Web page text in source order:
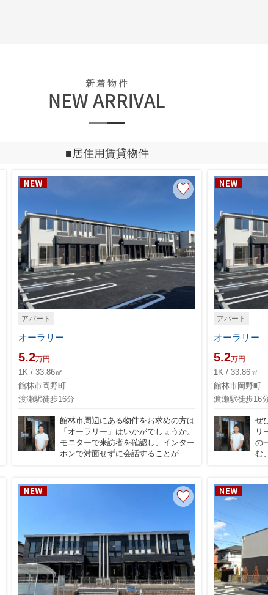
■居住用賃貸物件
アパート
オーラリー
5.2万円
1K / 33.86㎡
館林市岡野町
渡瀬駅徒歩16分
館林市周辺にある物件をお求めの方は
「オーラリー」はいかがでしょうか。
モニターで来訪者を確認し、インター
ホンで対面せずに会話することが...
アパート
オーラリー
5.2万円
1K / 33.86㎡
館林市岡野町
渡瀬駅徒歩16
ぜ
リ
の
む